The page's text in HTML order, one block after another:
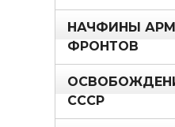
НАЧФИНЫ
ФРОНТОВ
СССР